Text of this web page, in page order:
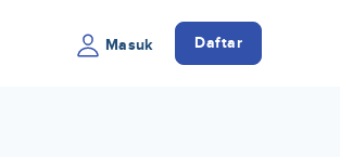
Masuk Daftar